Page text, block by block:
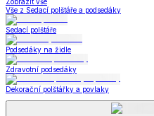
Vše z Sedací polštáře a podsedáky
Sedací polštáře
Podsedáky na židle
Zdravotní podsedáky
Dekorační polštářky a povlaky